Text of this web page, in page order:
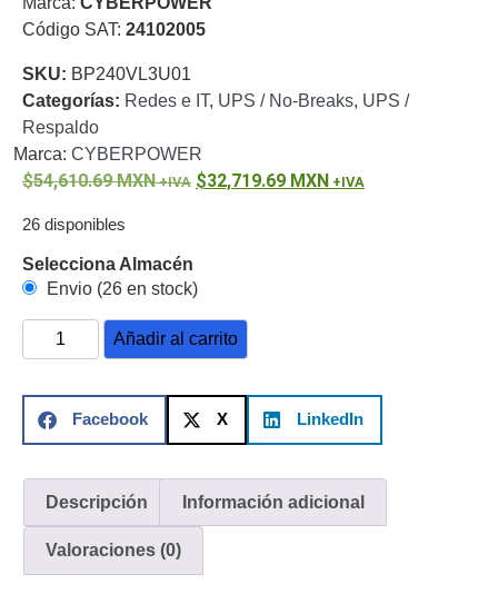
o
de
VideoTransceptores
de Video
Cables y
Conectores
a
RCAAudio
y
Coaxial y
ConectoresCables
Armados -
CoaxialCategoría
5eFibra
Alimentación
y
ElectricidadRG59
Tipo
Código SAT: 24102005
SKU: BP240VL3U01
Categorías: Redes e IT, UPS / No-Breaks, UPS /
Respaldo
Marca: CYBERPOWER
54,610.69MXN 32,719.69 MXN
26 disponibles
Selecciona Almacén
Envio (26 en stock)
Añadir al carrito
Facebook X LinkedIn
Descripción Información adicional
Valoraciones (0)